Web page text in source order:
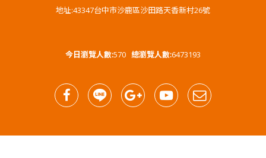
地址:43347台中市沙鹿區沙田路天香新村26號
今日瀏覽人數:570 總瀏覽人數:6473193